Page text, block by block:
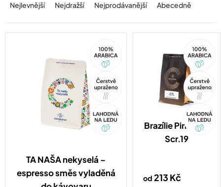
e
n
Nejlevnější Nejdražší Nejprodávanější Abecedně
Tip
Arabica
TA NAŠA nekyselá –
espresso směs vyladěná
Tip
Arabica
Brazílie Pink Star
Scr.19
od 213 Kč